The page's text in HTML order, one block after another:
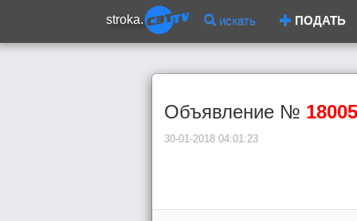
stroka. искать ПОДАТЬ
Объявление № 18005
30-01-2018 04:01:23